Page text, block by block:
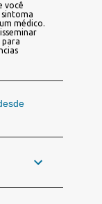
você
sintoma
médico.
para